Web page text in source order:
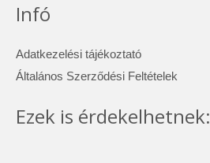
Infó
Adatkezelési tájékoztató
Általános Szerződési Feltételek
Ezek is érdekelhetnek: